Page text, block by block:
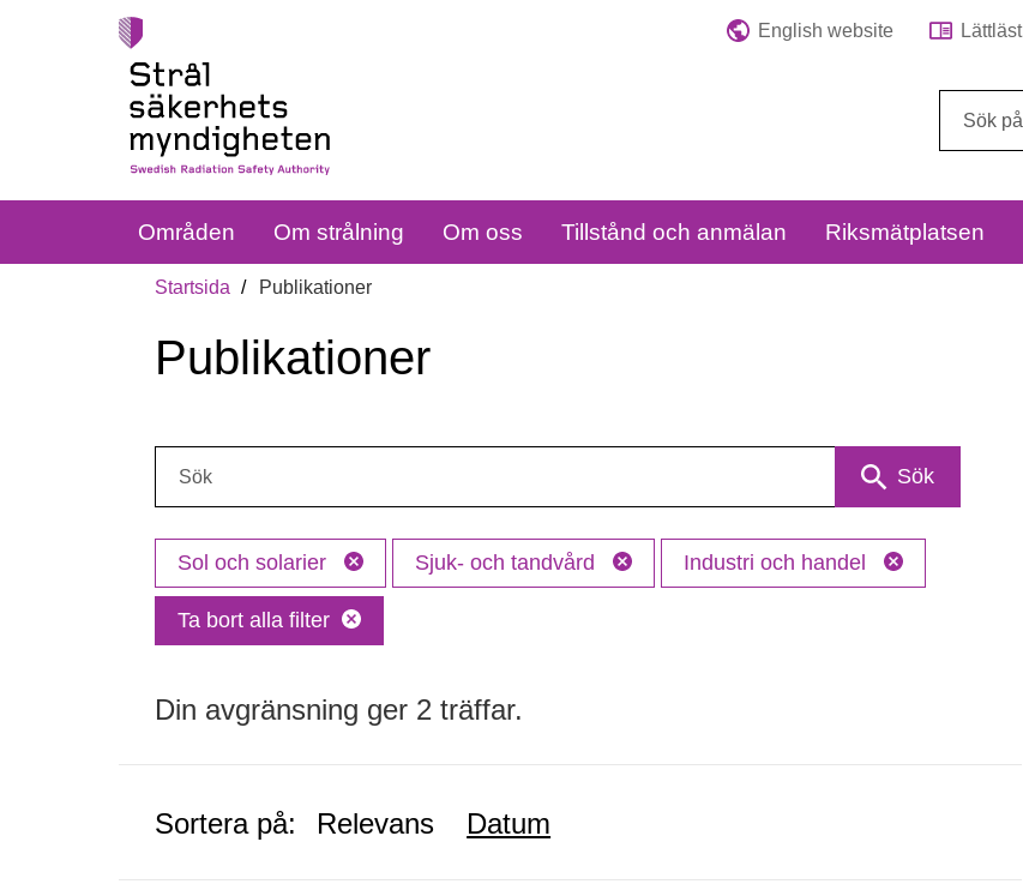
English website Lättläst
Områden Om strålning Om oss Tillstånd och anmälan Riksmätplatsen
Startsida Publikationer
Publikationer
Sök
Sol och solarier Sjuk- och tandvård Industri och handel
Ta bort alla filter
Din avgränsning ger 2 träffar.
Sortera på: Relevans Datum